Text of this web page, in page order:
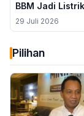
BBM Jadi
Ekosistem
Ramah
29 Juli 2026
Pilihan